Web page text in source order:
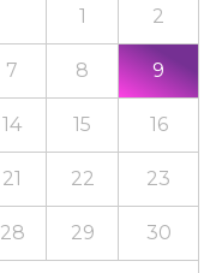
1 2
7 8 9
14 15 16
21 22 23
28 29 30